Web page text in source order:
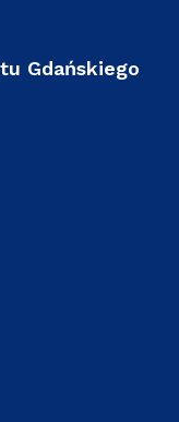
Gdańskiego